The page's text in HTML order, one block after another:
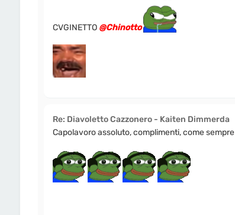
CVGINETTO @Chinotto
Re: Diavoletto Cazzonero - Kaiten Dimmerda
Capolavoro assoluto, complimenti, come sempre